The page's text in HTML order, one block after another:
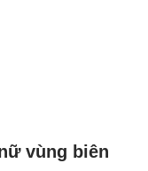
vùng biên